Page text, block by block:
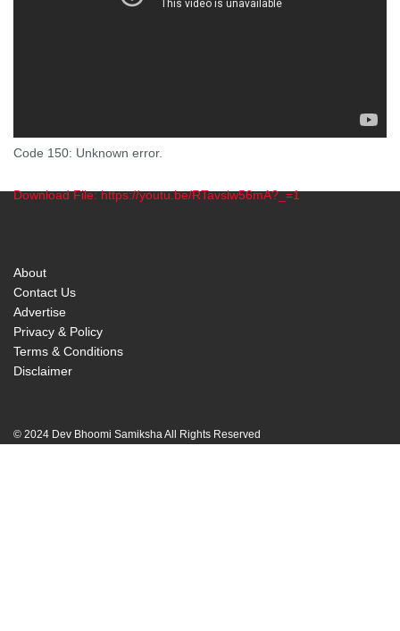
Code 150: Unknown error.
Download File: https://youtu.be/RTavslw56mA?_=1
About
Contact Us
Advertise
Privacy & Policy
Terms & Conditions
Disclaimer
© 2024 Dev Bhoomi Samiksha All Rights Reserved